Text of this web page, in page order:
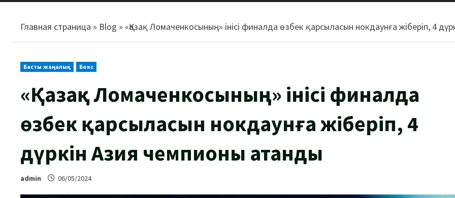
Главная страница » Blog » «Қазақ Ломаченкосының» інісі финалда өзбек қарсыласын нокдаунға жіберіп, 4
Басты жаңалық Бокс
«Қазақ Ломаченкосының» інісі финалда
өзбек қарсыласын нокдаунға жіберіп, 4
дүркін Азия чемпионы атанды
admin 06/05/2024